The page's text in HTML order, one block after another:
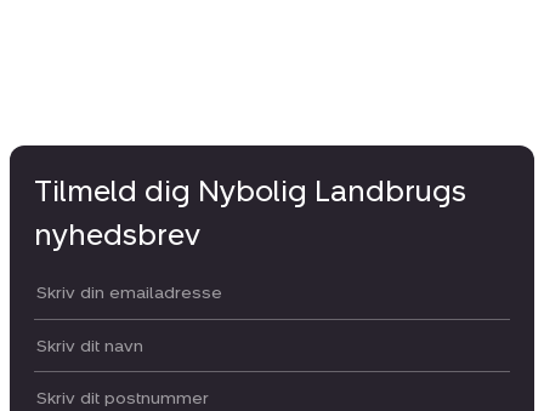
Tilmeld dig Nybolig Landbrugs
nyhedsbrev
Din email:
Dit navn:
Postnummer